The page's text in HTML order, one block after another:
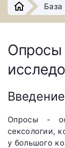
База
Опросы
Введение
Опросы -
сексологии,
у большого